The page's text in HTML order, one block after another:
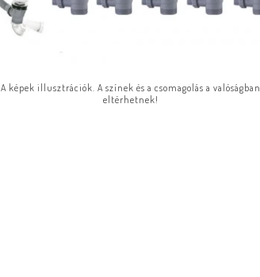
A képek illusztrációk. A színek és a csomagolás a valóságban
eltérhetnek!